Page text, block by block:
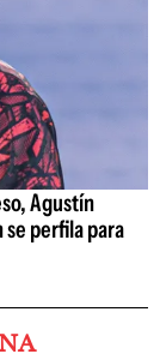
Agustín
perfila para